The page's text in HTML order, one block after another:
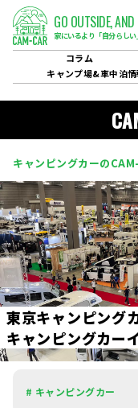
GO OUTSIDE,AND
家にいるより「自分らしい
コラム
キャンプ場&車中泊情
キャンピングカーの
東京キャンピング
キャンピングカー
# キャンピングカー